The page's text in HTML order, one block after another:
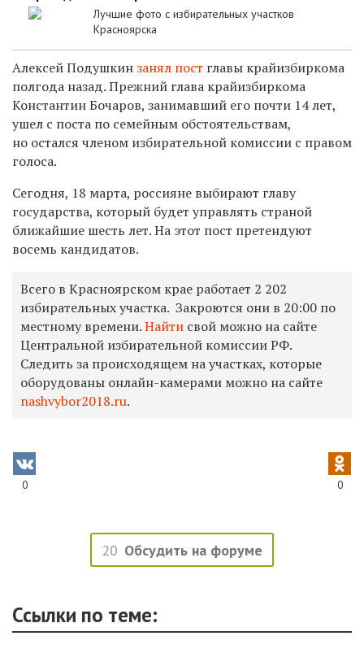
Лучшие фото с избирательных участков
Красноярска
Алексей Подушкинзанял пост главы крайизбиркома
полгода назад. Прежний глава крайизбиркома
Константин Бочаров, занимавший его почти 14 лет,
ушел с поста по семейным обстоятельствам,
но остался членом избирательной комиссии с правом
голоса.
Сегодня, 18 марта, россияне выбирают главу
государства, который будет управлять страной
ближайшие шесть лет. На этот пост претендуют
восемь кандидатов.
Всего в Красноярском крае работает 2 202
избирательных участка. Закроются они в 20:00 по
местному времени.Найти свой можно на сайте
Центральной избирательной комиссии РФ.
Следить за происходящем на участках, которые
оборудованы онлайн-камерами можно на сайте
nashvybor2018.ru.
0 0
20 Обсудить на форуме
Ссылки по теме: